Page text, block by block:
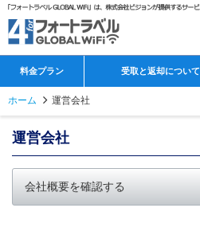
料金プラン 受取と返却について
ホーム 運営会社
運営会社
会社概要を確認する